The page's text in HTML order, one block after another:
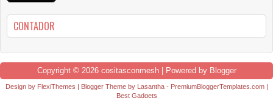
CONTADOR
Copyright © 2026 cositasconmesh| Powered by Blogger
Design by FlexiThemes | Blogger Theme by Lasantha- PremiumBloggerTemplates.com|
Best Gadgets